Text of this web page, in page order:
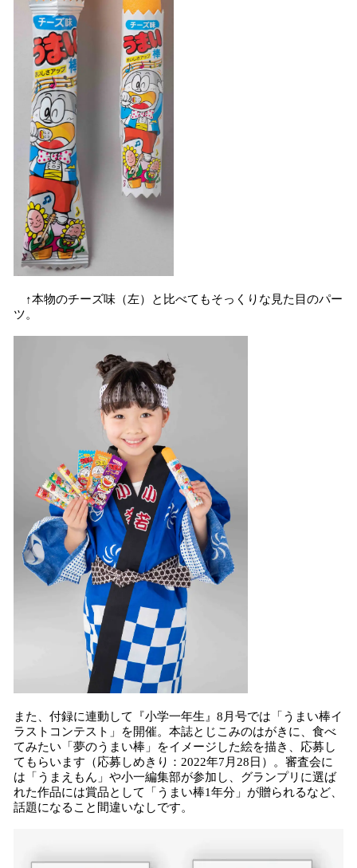
↑本物のチーズ味（左）と比べてもそっくりな見た目のパー
ツ。
また、付録に連動して『小学一年生』8月号では「うまい棒イ
ラストコンテスト」を開催。本誌とじこみのはがきに、食べ
てみたい「夢のうまい棒」をイメージした絵を描き、応募し
てもらいます（応募しめきり：2022年7月28日）。審査会に
は「うまえもん」や小一編集部が参加し、グランプリに選ば
れた作品には賞品として「うまい棒1年分」が贈られるなど、
話題になること間違いなしです。